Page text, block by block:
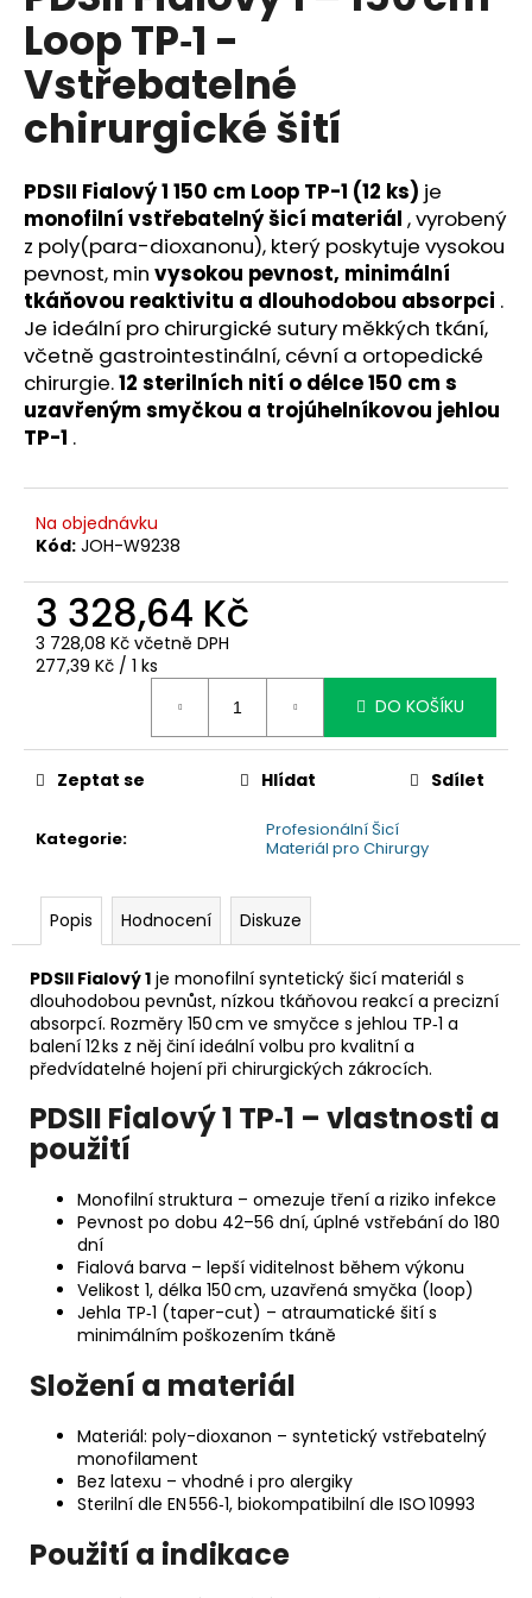
0,0
5
hvězdiček.
Loop TP‑1 -
Vstřebatelné
chirurgické šití
PDSII Fialový 1 150 cm Loop TP-1 (12 ks) je
monofilní vstřebatelný šicí materiál , vyrobený
z poly(para-dioxanonu), který poskytuje vysokou
pevnost, min vysokou pevnost, minimální
tkáňovou reaktivitu a dlouhodobou absorpci .
Je ideální pro chirurgické sutury měkkých tkání,
včetně gastrointestinální, cévní a ortopedické
chirurgie.12 sterilních nití o délce 150 cm s
uzavřeným smyčkou a trojúhelníkovou jehlou
TP-1 .
Na objednávku
Kód: JOH-W9238
3 328,64 Kč
3 728,08 Kč včetně DPH
Měrná
277,39 Kč / 1 ks
DO KOŠÍKU
Kategorie:
Profesionální Šicí
Materiál pro Chirurgy
Zeptat se Hlídat Sdílet
Popis Hodnocení Diskuze
PDSII Fialový 1 je monofilní syntetický šicí materiál s
dlouhodobou pevnůst, nízkou tkáňovou reakcí a precizní
absorpcí. Rozměry 150 cm ve smyčce s jehlou TP‑1 a
balení 12 ks z něj činí ideální volbu pro kvalitní a
předvídatelné hojení při chirurgických zákrocích.
PDSII Fialový 1 TP‑1 – vlastnosti a
použití
Monofilní struktura – omezuje tření a riziko infekce
Pevnost po dobu 42–56 dní, úplné vstřebání do 180
dní
Fialová barva – lepší viditelnost během výkonu
Velikost 1, délka 150 cm, uzavřená smyčka (loop)
Jehla TP‑1 (taper-cut) – atraumatické šití s
minimálním poškozením tkáně
Složení a materiál
Materiál: poly-dioxanon – syntetický vstřebatelný
monofilament
Bez latexu – vhodné i pro alergiky
Sterilní dle EN 556‑1, biokompatibilní dle ISO 10993
Použití a indikace
a
j
í
t
?
HLEDAT
D
o
p
r
u
č
u
j
e
m
e